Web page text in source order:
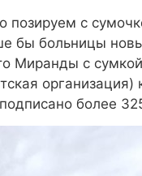
позируем с
бы больницы
Миранды с
организация)
более